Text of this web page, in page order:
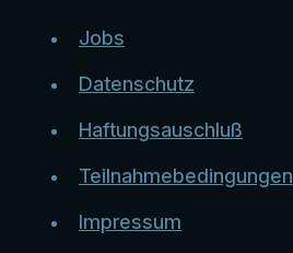
Jobs
Datenschutz
Haftungsauschluß
Teilnahmebedingungen
Impressum